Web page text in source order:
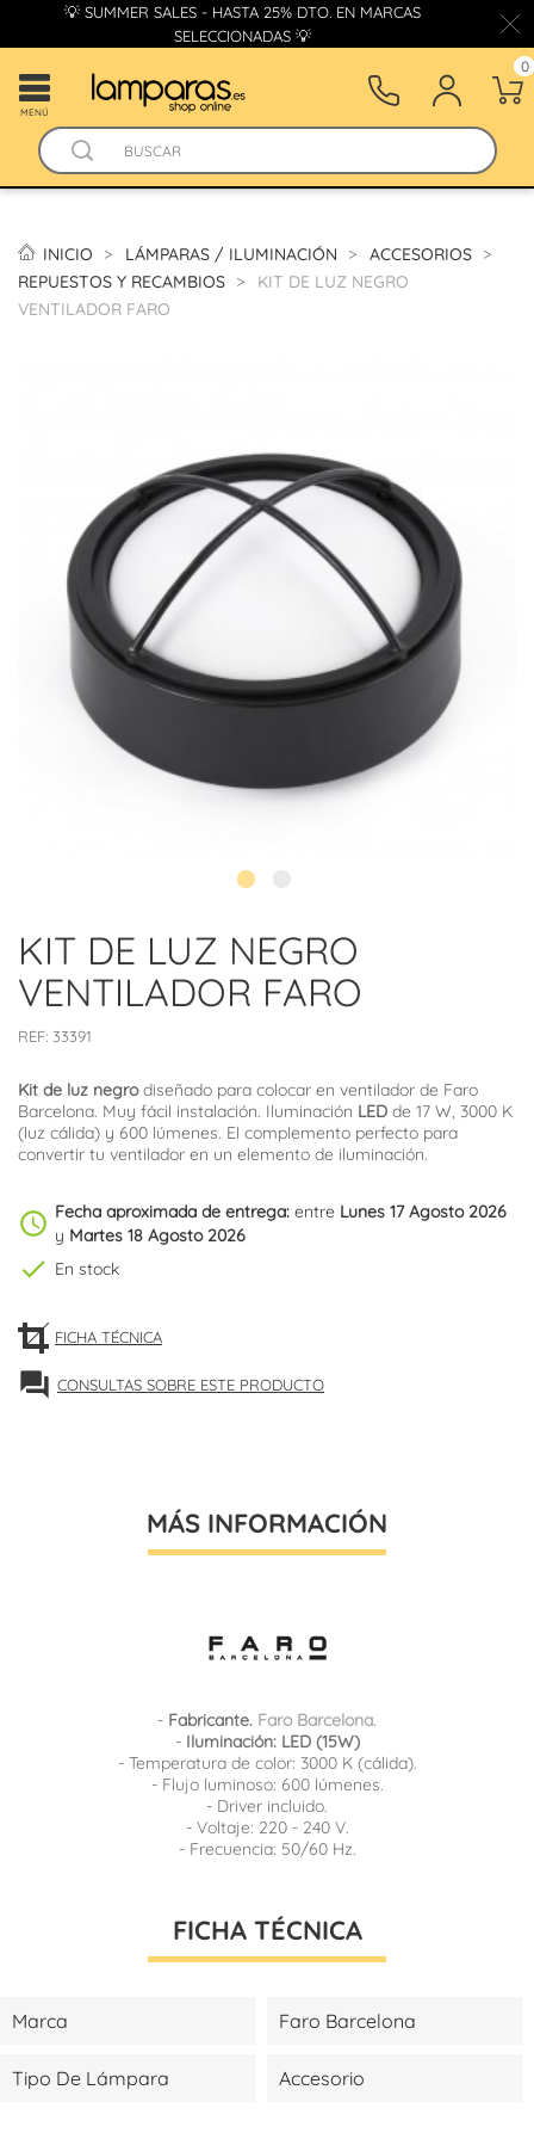
💡 SUMMER SALES - HASTA 25% DTO. EN MARCAS
SELECCIONADAS 💡
MENÚ
0
INICIO LÁMPARAS / ILUMINACIÓN
ACCESORIOS
REPUESTOS Y RECAMBIOS
KIT DE LUZ NEGRO
VENTILADOR FARO
KIT DE LUZ NEGRO
VENTILADOR FARO
REF: 33391
Kit de luz negrodiseñado para colocar en ventilador de Faro
Barcelona. Muy fácil instalación. Iluminación LED de 17 W, 3000 K
(luz cálida) y 600 lúmenes. El complemento perfecto para
convertir tu ventilador en un elemento de iluminación.
schedule Fecha aproximada de entrega: entre Lunes 17 Agosto 2026
y Martes 18 Agosto 2026
check En stock
FICHA TÉCNICA
forum CONSULTAS SOBRE ESTE PRODUCTO
MÁS INFORMACIÓN
- Fabricante. Faro Barcelona.
- Iluminación: LED (15W)
- Temperatura de color: 3000 K (cálida).
- Flujo luminoso: 600 lúmenes.
- Driver incluido.
- Voltaje: 220 - 240 V.
- Frecuencia: 50/60 Hz.
FICHA TÉCNICA
Marca Faro Barcelona
Tipo De Lámpara Accesorio